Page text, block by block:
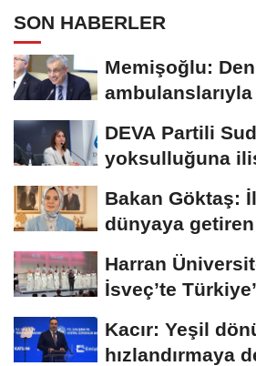
SON HABERLER
Memişoğlu:
DEVA Partili
yoksulluğuna
Bakan Göktaş:
dünyaya
taksitlerini...
Harran
İsveç’te
Kacır: Yeşil
hızlandırmaya